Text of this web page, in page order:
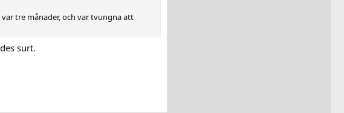
tre månader, och var tvungna att
surt.